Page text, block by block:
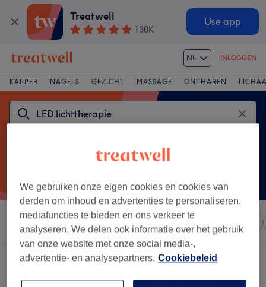
Treatwell
130K
Use app
NL INLOGGEN
KAPPER NAGELS GEZICHT MASSAGE ONTHAREN
Sorteer op Elke prijs Salons Expresaanbiedingen
Een salon met:
We gebruiken onze eigen cookies en cookies van
derden om inhoud en advertenties te personaliseren,
mediafuncties te bieden en ons verkeer te
analyseren. We delen ook informatie over het gebruik
van onze website met onze social media-,
advertentie- en analysepartners. Cookiebeleid